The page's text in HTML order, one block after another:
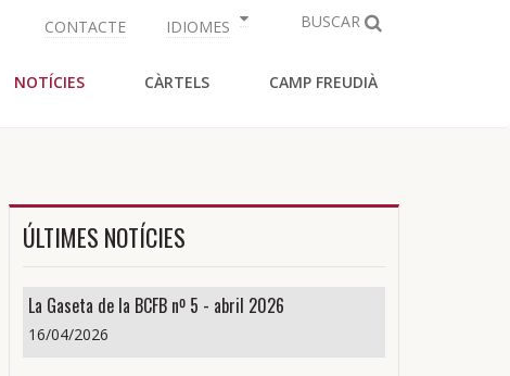
CONTACTE IDIOMES BUSCAR
NOTÍCIES CÀRTELS CAMP FREUDIÀ
ÚLTIMES NOTÍCIES
La Gaseta de la BCFB nº 5 - abril 2026
16/04/2026